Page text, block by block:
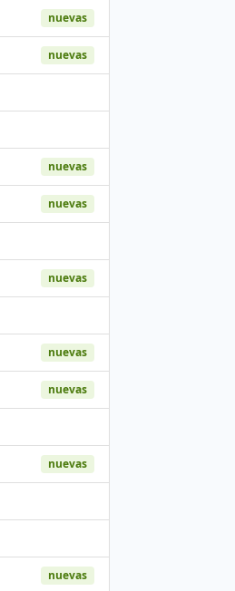
nuevas
nuevas
nuevas
nuevas
nuevas
nuevas
nuevas
nuevas
nuevas